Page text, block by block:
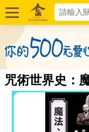
咒術世界史：